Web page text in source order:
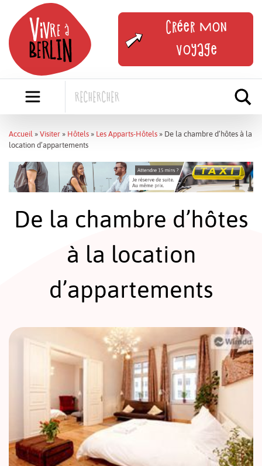
content
Créer mon
voyage
Accueil » Visiter » Hôtels » Les Apparts-Hôtels » De la chambre d’hôtes à la
location d’appartements
De la chambre d’hôtes
à la location
d’appartements